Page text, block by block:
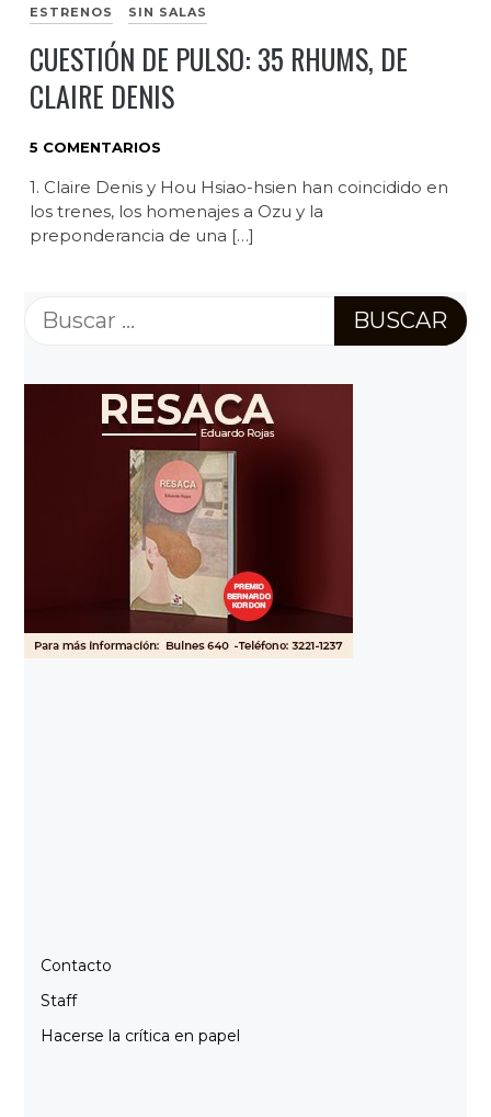
ESTRENOS SIN SALAS
CUESTIÓN DE PULSO: 35 RHUMS, DE
CLAIRE DENIS
5 COMENTARIOS
1. Claire Denis y Hou Hsiao-hsien han coincidido en
los trenes, los homenajes a Ozu y la
preponderancia de una […]
Buscar:
Contacto
Staff
Hacerse la crítica en papel